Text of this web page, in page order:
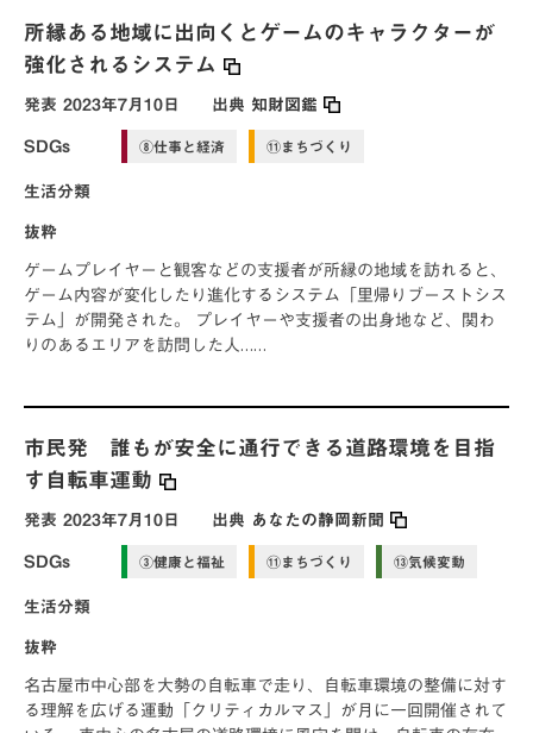
所縁ある地域に出向くとゲームのキャラクターが
強化されるシステム
発表 2023年7月10日 出典 知財図鑑
SDGs ⑧仕事と経済 ⑪まちづくり
生活分類
抜粋
ゲームプレイヤーと観客などの支援者が所縁の地域を訪れると、
ゲーム内容が変化したり進化するシステム「里帰りブーストシス
テム」が開発された。 プレイヤーや支援者の出身地など、関わ
りのあるエリアを訪問した人……
市民発 誰もが安全に通行できる道路環境を目指
す自転車運動
発表 2023年7月10日 出典 あなたの静岡新聞
SDGs ③健康と福祉 ⑪まちづくり ⑬気候変動
生活分類
抜粋
名古屋市中心部を大勢の自転車で走り、自転車環境の整備に対す
る理解を広げる運動「クリティカルマス」が月に一回開催されて